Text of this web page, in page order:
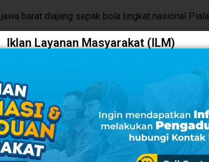
barat diajang sepak bola tingkat nasional Piala
kejujuran dan sportivitas.
hasil terbaik di Piala Soeratin U-17.
dan kesempatan yang baik agar terus dapat
Iklan Layanan Masyarakat (ILM)